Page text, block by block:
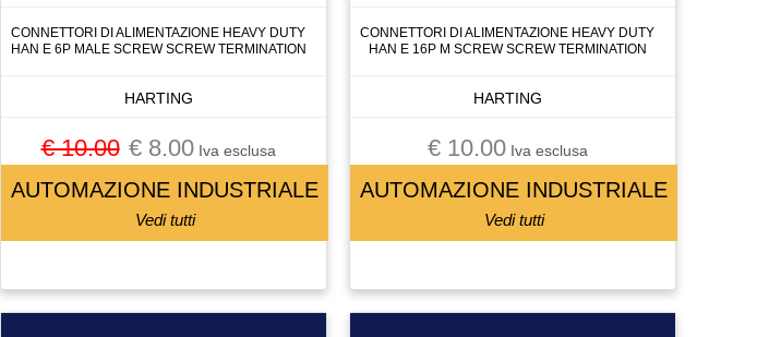
CONNETTORI DI ALIMENTAZIONE HEAVY DUTY
HAN E 6P MALE SCREW SCREW TERMINATION
HARTING
€ 10.00 € 8.00Iva esclusa
AUTOMAZIONE INDUSTRIALE
Vedi tutti
CONNETTORI DI ALIMENTAZIONE HEAVY DUTY
HAN E 16P M SCREW SCREW TERMINATION
HARTING
€ 10.00Iva esclusa
AUTOMAZIONE INDUSTRIALE
Vedi tutti